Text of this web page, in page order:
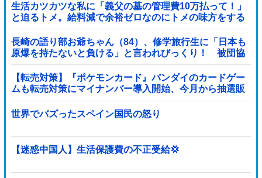
生活カツカツな私に「義父の墓の管理費10万払って！」
と迫るトメ。給料減で余裕ゼロなのにトメの味方をする
旦那にブチギレ寸前←自分で管理できないなら墓じまい
してくれ
長崎の語り部お爺ちゃん（84）、修学旅行生に「日本も
原爆を持たないと負ける」と言われびっくり！ 被団協
代表（85）も中学生に「核を持たないで日本...
【転売対策】『ポケモンカード』バンダイのカードゲー
ムも転売対策にマイナンバー導入開始、今月から抽選販
売に本人認証、公式大会にも「効果バツグン」
世界でバズったスペイン国民の怒り
【迷惑中国人】生活保護費の不正受給💢